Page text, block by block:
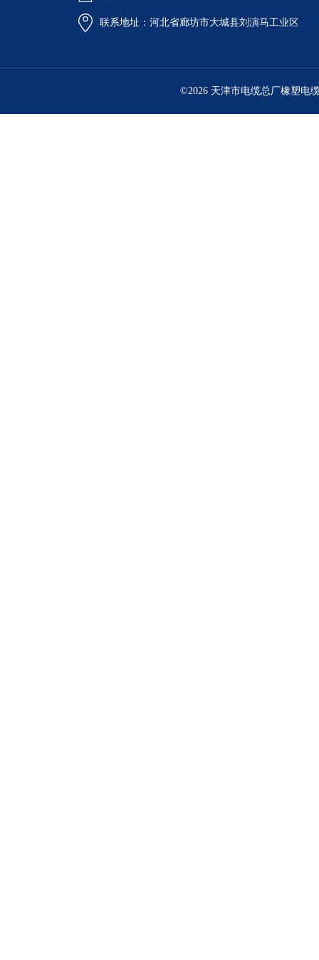
联系地址：河北省廊坊市大城县刘演马工业区
©2026 天津市电缆总厂橡塑电